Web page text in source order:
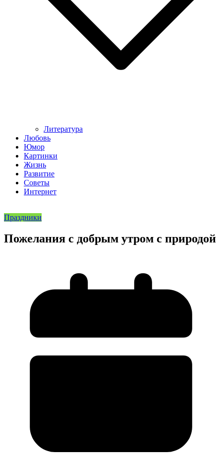
Литература
Любовь
Юмор
Картинки
Жизнь
Развитие
Советы
Интернет
Праздники
Пожелания с добрым утром с природой